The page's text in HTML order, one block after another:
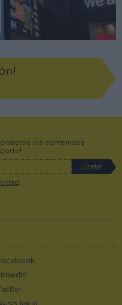
los contenidos